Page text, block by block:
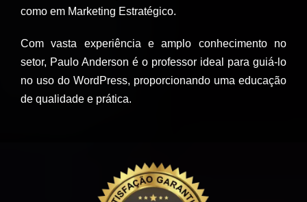
como em Marketing Estratégico.
Com vasta experiência e amplo conhecimento no
setor, Paulo Anderson é o professor ideal para guiá-lo
no uso do WordPress, proporcionando uma educação
de qualidade e prática.